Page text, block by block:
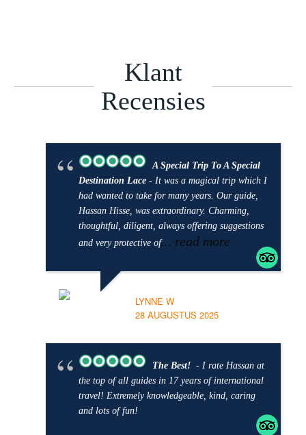
Klant
Recensies
A Special Trip To A Special
Destination Lace - It was a magical trip which I
had wanted to take for many years. Our guide,
Hassan Hisse, was extraordinary. Charming,
thoughtful, diligent, always offering suggestions
and very protective of... read more
LYNNE W
28 AUGUSTUS 2025
The Best! - I rate Hassan at
the top of all guides in 17 years of international
travel! Extremely knowledgeable, kind, caring
and lots of fun!